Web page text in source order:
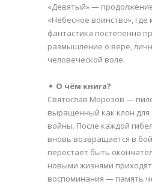
«Девятый» —
«Небесное воинство», где
фантастика постепенно
размышление о вере,
человеческой воле.
✦ О чём книга?
Святослав Морозов —
выращенный как клон для
войны. После каждой
вновь возвращается в
перестаёт быть
новыми жизнями
воспоминания — память